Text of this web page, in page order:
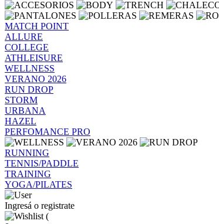
MATCH POINT
ALLURE
COLLEGE
ATHLEISURE
WELLNESS
VERANO 2026
RUN DROP
STORM
URBANA
HAZEL
PERFOMANCE PRO
RUNNING
TENNIS/PADDLE
TRAINING
YOGA/PILATES
Ingresá o registrate
(